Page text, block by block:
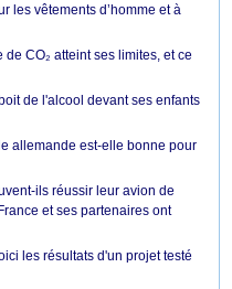
les vêtements d’homme et à
CO₂ atteint ses limites, et ce
de l'alcool devant ses enfants
allemande est-elle bonne pour
ils réussir leur avion de
et ses partenaires ont
les résultats d'un projet testé